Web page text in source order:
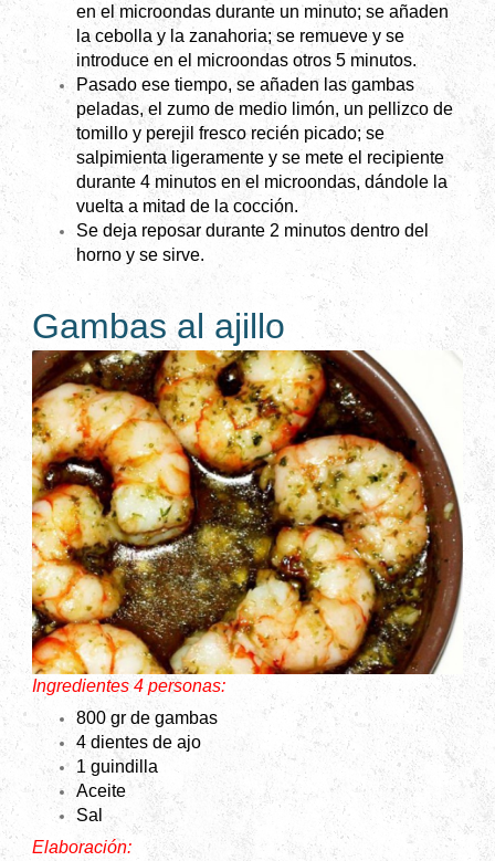
en el microondas durante un minuto; se añaden
la cebolla y la zanahoria; se remueve y se
introduce en el microondas otros 5 minutos.
Pasado ese tiempo, se añaden las gambas
peladas, el zumo de medio limón, un pellizco de
tomillo y perejil fresco recién picado; se
salpimienta ligeramente y se mete el recipiente
durante 4 minutos en el microondas, dándole la
vuelta a mitad de la cocción.
Se deja reposar durante 2 minutos dentro del
horno y se sirve.
Gambas al ajillo
Ingredientes 4 personas:
800 gr de gambas
4 dientes de ajo
1 guindilla
Aceite
Sal
Elaboración: